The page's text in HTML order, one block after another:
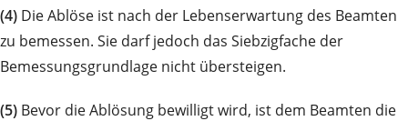
(4) Die Ablöse ist nach der Lebenserwartung des Beamten
zu bemessen. Sie darf jedoch das Siebzigfache der
Bemessungsgrundlage nicht übersteigen.
(5) Bevor die Ablösung bewilligt wird, ist dem Beamten die